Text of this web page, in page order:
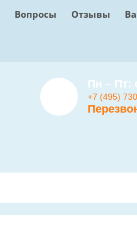
Вопросы Отзывы
Пн – Пт:
+7 (495)